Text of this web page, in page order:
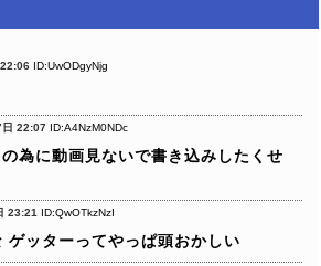
ID:UwODgyNjg
22:07 ID:A4NzM0NDc
為に動画見ないで書き込みしたくせ
23:21 ID:QwOTkzNzI
ゲッターってやっぱ頭おかしい